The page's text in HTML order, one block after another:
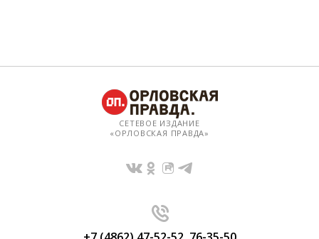
СЕТЕВОЕ ИЗДАНИЕ
«ОРЛОВСКАЯ ПРАВДА»